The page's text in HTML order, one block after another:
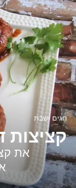
קציצות
חגים ושבת
את